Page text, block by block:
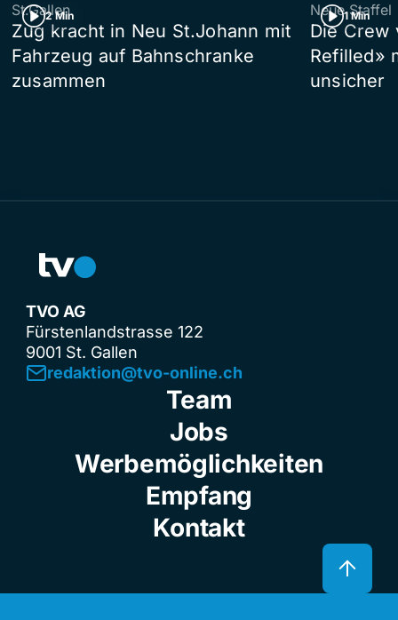
2 Min
St.Gallen
Zug kracht in Neu St.Johann mit
Fahrzeug auf Bahnschranke
zusammen
1 Min
Neue Staffel
Die Crew
Refilled»
unsicher
TVO AG
Fürstenlandstrasse 122
9001 St. Gallen
redaktion@tvo-online.ch
Team
Jobs
Werbemöglichkeiten
Empfang
Kontakt